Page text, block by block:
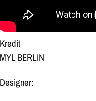
Kredit
MYL BERLIN
Designer: